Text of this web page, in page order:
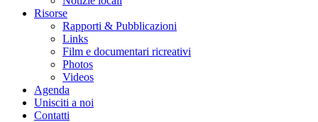
Risorse
Rapporti & Pubblicazioni
Links
Film e documentari ricreativi
Photos
Videos
Agenda
Unisciti a noi
Contatti